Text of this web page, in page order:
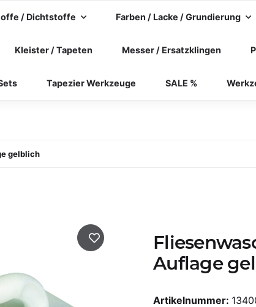
/ Dichtstoffe Farben / Lacke / Grundierung
Kleister / Tapeten Messer / Ersatzklingen
Tapezier Werkzeuge SALE %
gelblich
Auflage
Artikelnummer: